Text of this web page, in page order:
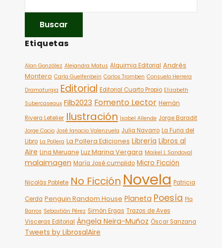
Etiquetas
Alan González Alejandra Matus Alquimia Editorial Andrés
Montero Carla Guelfenbein Carlos Tromben Consuelo Herrera
Dramaturgia Editorial Editorial Cuarto Propio Elizabeth
Subercaseaux Filb2023 Fomento Lector Hernán
Rivera Letelier Ilustración Isabel Allende Jorge Baradit
Jorge Cocio José Ignacio Valenzuela Julia Navarro La Furia del
Libro La Pollera La Pollera Ediciones Librería Libros al
Aire Lina Meruane Luz Marina Vergara Maikel L Sandoval
malaimagen María José cumplido Micro Ficción
Nicolás Poblete No Ficción Novela Patricia
Cerda Penguin Random House Planeta Poesía Pía
Barros Sebastián Pérez Simón Ergas Trazos de Aves
Visceras Editorial Ángela Neira-Muñoz Óscar Sanzana
Tweets by LibrosalAire